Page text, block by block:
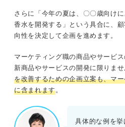
さらに「今年の夏は、〇〇歳向け
香水を開発する」という具合に、
向性を決定して企画を進めます。
マーケティング職の商品やサービ
新商品やサービスの開発に限りませ
を改善するための企画立案も、マ
に含まれます。
具体的な例を